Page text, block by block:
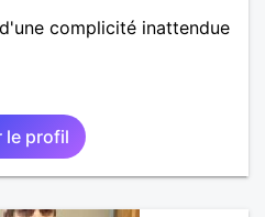
complicité inattendue
le profil